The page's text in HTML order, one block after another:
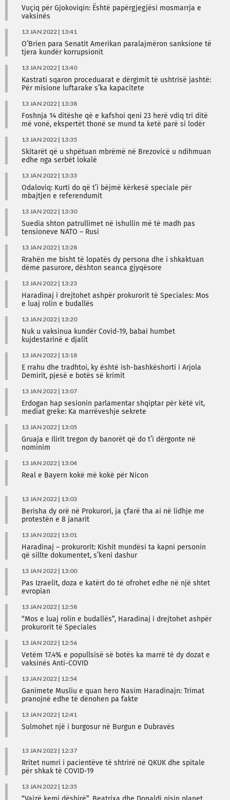
Vuçiq për Gjokoviqin: Është papërgjegjësi mosmarrja e
vaksinës
13 JAN 2022 | 13:41
O’Brien para Senatit Amerikan paralajmëron sanksione të
tjera kundër korrupsionit
13 JAN 2022 | 13:40
Kastrati sqaron proceduarat e dërgimit të ushtrisë jashtë:
Për misione luftarake s’ka kapacitete
13 JAN 2022 | 13:38
Foshnja 14 ditëshe që e kafshoi qeni 23 herë vdiq tri ditë
më vonë, ekspertët thonë se mund ta ketë parë si lodër
13 JAN 2022 | 13:35
Skitarët që u shpëtuan mbrëmë në Brezovicë u ndihmuan
edhe nga serbët lokalë
13 JAN 2022 | 13:33
Odaloviq: Kurti do që t’i bëjmë kërkesë speciale për
mbajtjen e referendumit
13 JAN 2022 | 13:30
Suedia shton patrullimet në ishullin më të madh pas
tensioneve NATO – Rusi
13 JAN 2022 | 13:28
Rrahën me bisht të lopatës dy persona dhe i shkaktuan
dëme pasurore, dështon seanca gjyqësore
13 JAN 2022 | 13:23
Haradinaj i drejtohet ashpër prokurorit të Speciales: Mos
e luaj rolin e budallës
13 JAN 2022 | 13:20
Nuk u vaksinua kundër Covid-19, babai humbet
kujdestarinë e djalit
13 JAN 2022 | 13:18
E rrahu dhe tradhtoi, ky është ish-bashkëshorti i Arjola
Demirit, pjesë e botës së krimit
13 JAN 2022 | 13:07
Erdogan hap sesionin parlamentar shqiptar për këtë vit,
mediat greke: Ka marrëveshje sekrete
13 JAN 2022 | 13:05
Gruaja e Ilirit tregon dy banorët që do t’i dërgonte në
nominim
13 JAN 2022 | 13:04
Real e Bayern kokë më kokë për Nicon
13 JAN 2022 | 13:03
Berisha dy orë në Prokurori, ja çfarë tha ai në lidhje me
protestën e 8 janarit
13 JAN 2022 | 13:01
Haradinaj – prokurorit: Kishit mundësi ta kapni personin
që sillte dokumentet, s’keni dashur
13 JAN 2022 | 13:00
Pas Izraelit, doza e katërt do të ofrohet edhe në një shtet
evropian
13 JAN 2022 | 12:58
“Mos e luaj rolin e budallës”, Haradinaj i drejtohet ashpër
prokurorit të Speciales
13 JAN 2022 | 12:56
Vetëm 17.4% e popullsisë së botës ka marrë të dy dozat e
vaksinës Anti-COVID
13 JAN 2022 | 12:54
Ganimete Musliu e quan hero Nasim Haradinajn: Trimat
pranojnë edhe të dënohen pa fakte
13 JAN 2022 | 12:41
Sulmohet një i burgosur në Burgun e Dubravës
13 JAN 2022 | 12:37
Rritet numri i pacientëve të shtrirë në QKUK dhe spitale
për shkak të COVID-19
13 JAN 2022 | 12:35